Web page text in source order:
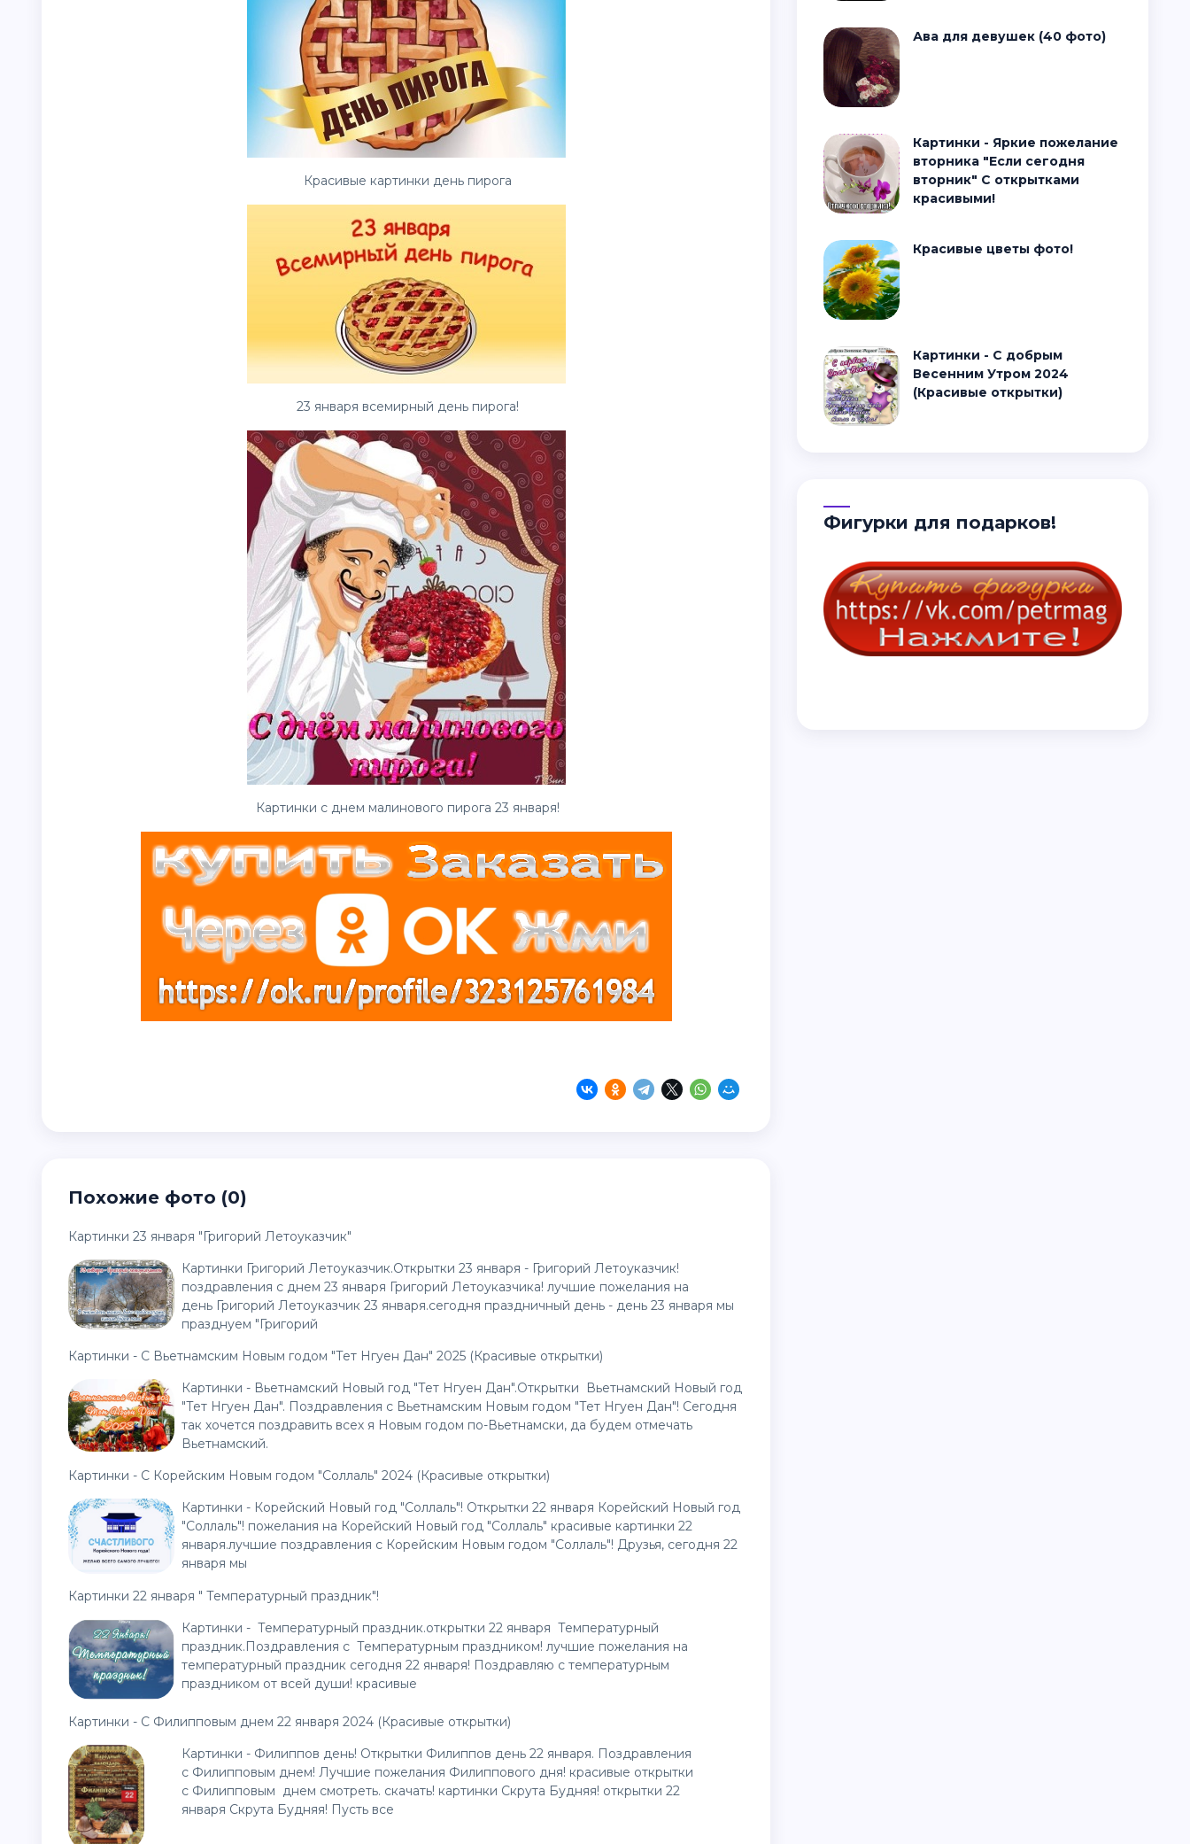
Красивые картинки день пирога
23 января всемирный день пирога!
Картинки с днем малинового пирога 23 января!
Похожие фото (0)
Картинки 23 января "Григорий Летоуказчик"
Картинки Григорий Летоуказчик.Открытки 23 января - Григорий Летоуказчик!
поздравления с днем 23 января Григорий Летоуказчика! лучшие пожелания на
день Григорий Летоуказчик 23 января.сегодня праздничный день - день 23 января мы
празднуем "Григорий
Картинки - С Вьетнамским Новым годом "Тет Нгуен Дан" 2025 (Красивые открытки)
Картинки - Вьетнамский Новый год "Тет Нгуен Дан".Открытки Вьетнамский Новый год
"Тет Нгуен Дан". Поздравления с Вьетнамским Новым годом "Тет Нгуен Дан"! Сегодня
так хочется поздравить всех я Новым годом по-Вьетнамски, да будем отмечать
Вьетнамский.
Картинки - С Корейским Новым годом "Соллаль" 2024 (Красивые открытки)
Картинки - Корейский Новый год "Соллаль"! Открытки 22 января Корейский Новый год
"Соллаль"! пожелания на Корейский Новый год "Соллаль" красивые картинки 22
января.лучшие поздравления с Корейским Новым годом "Соллаль"! Друзья, сегодня 22
января мы
Картинки 22 января " Температурный праздник"!
Картинки - Температурный праздник.открытки 22 января Температурный
праздник.Поздравления с Температурным праздником! лучшие пожелания на
температурный праздник сегодня 22 января! Поздравляю с температурным
праздником от всей души! красивые
Картинки - С Филипповым днем 22 января 2024 (Красивые открытки)
Картинки - Филиппов день! Открытки Филиппов день 22 января. Поздравления
с Филипповым днем! Лучшие пожелания Филиппового дня! красивые открытки
с Филипповым днем смотреть. скачать! картинки Скрута Будняя! открытки 22
января Скрута Будняя! Пусть все
Ава для девушек (40 фото)
Картинки - Яркие пожелание
вторника "Если сегодня
вторник" С открытками
красивыми!
Красивые цветы фото!
Картинки - С добрым
Весенним Утром 2024
(Красивые открытки)
Фигурки для подарков!